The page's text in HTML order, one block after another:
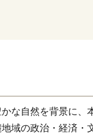
な自然を背景に、
域の政治・経済・